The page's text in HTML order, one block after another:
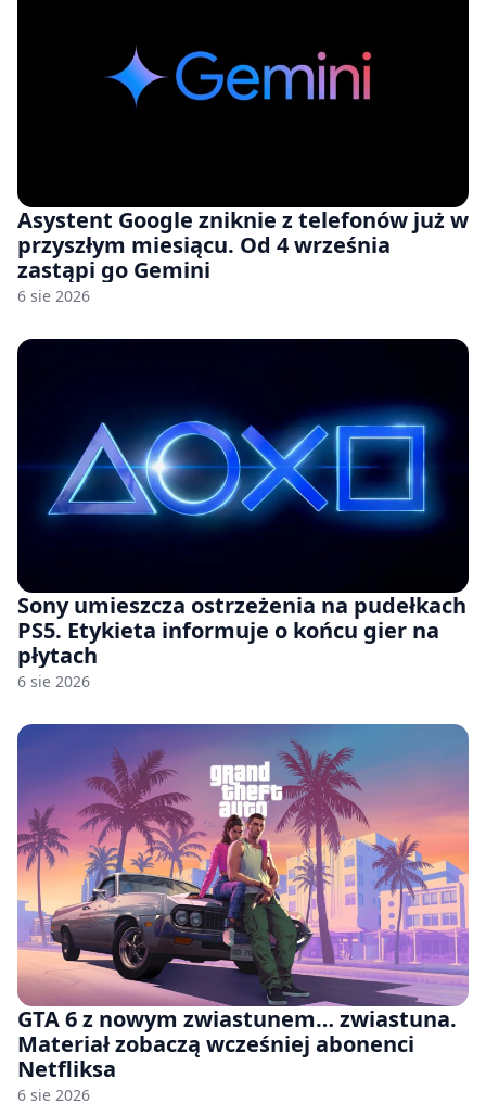
Asystent Google zniknie z telefonów już w
przyszłym miesiącu. Od 4 września
zastąpi go Gemini
6 sie 2026
Sony umieszcza ostrzeżenia na pudełkach
PS5. Etykieta informuje o końcu gier na
płytach
6 sie 2026
GTA 6 z nowym zwiastunem… zwiastuna.
Materiał zobaczą wcześniej abonenci
Netfliksa
6 sie 2026